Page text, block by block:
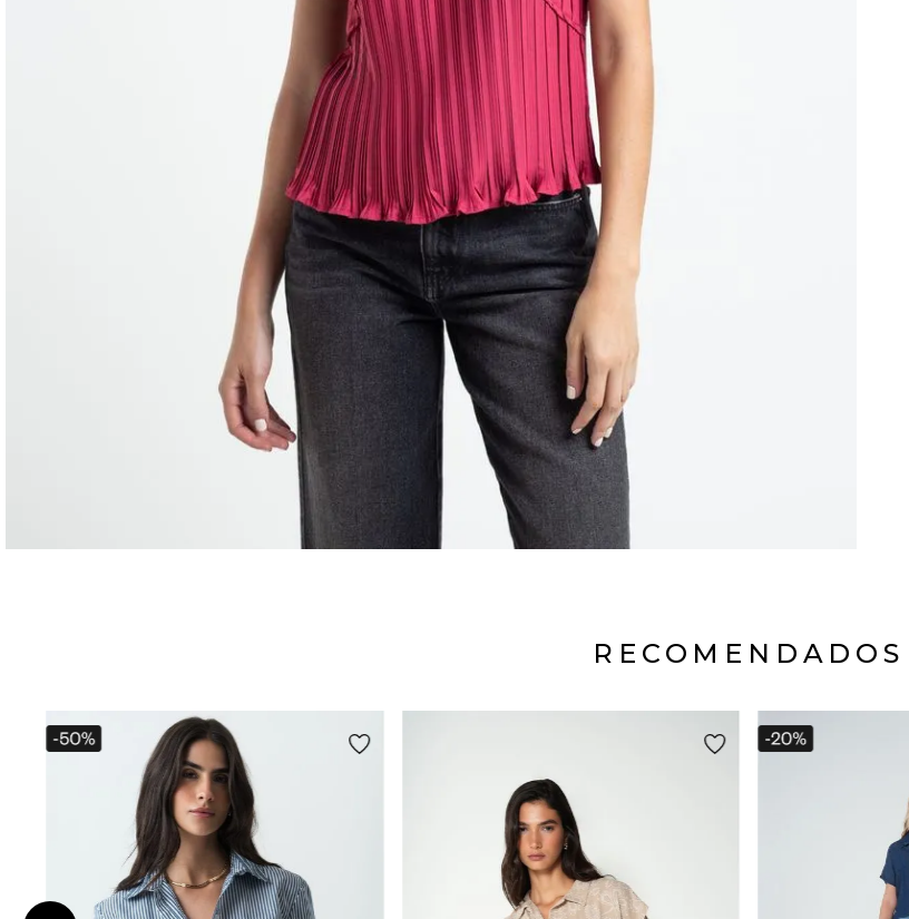
RECOMENDADOS